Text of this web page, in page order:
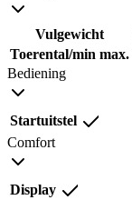
Vulgewicht
Toerental/min max.
Bediening
Startuitstel
Comfort
Display